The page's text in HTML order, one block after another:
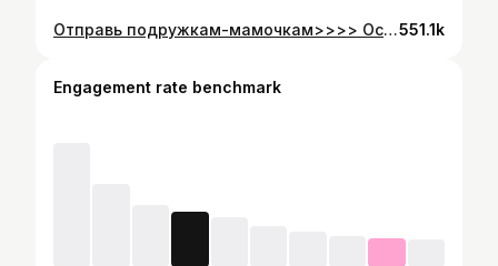
Отправь подружкам-мамочкам>>>> Основано на реальных событиях так-то 😭551.1k
Engagement rate benchmark